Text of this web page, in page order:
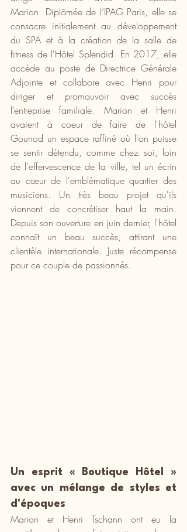
Marion. Diplômée de l’IPAG Paris, elle se
consacre initialement au développement
du SPA et à la création de la salle de
fitness de l'Hôtel Splendid. En 2017, elle
accède au poste de Directrice Générale
Adjointe et collabore avec Henri pour
diriger et promouvoir avec succès
l’entreprise familiale. Marion et Henri
avaient à coeur de faire de l'hôtel
Gounod un espace raffiné où l'on puisse
se sentir détendu, comme chez soi, loin
de l'effervescence de la ville, tel un écrin
au cœur de l'emblématique quartier des
musiciens. Un très beau projet qu'ils
viennent de concrétiser haut la main.
Depuis son ouverture en juin dernier, l'hôtel
connaît un beau succès, attirant une
clientèle internationale. Juste récompense
pour ce couple de passionnés.
Un esprit « Boutique Hôtel »
avec un mélange de styles et
d'époques
Marion et Henri Tschann ont eu la